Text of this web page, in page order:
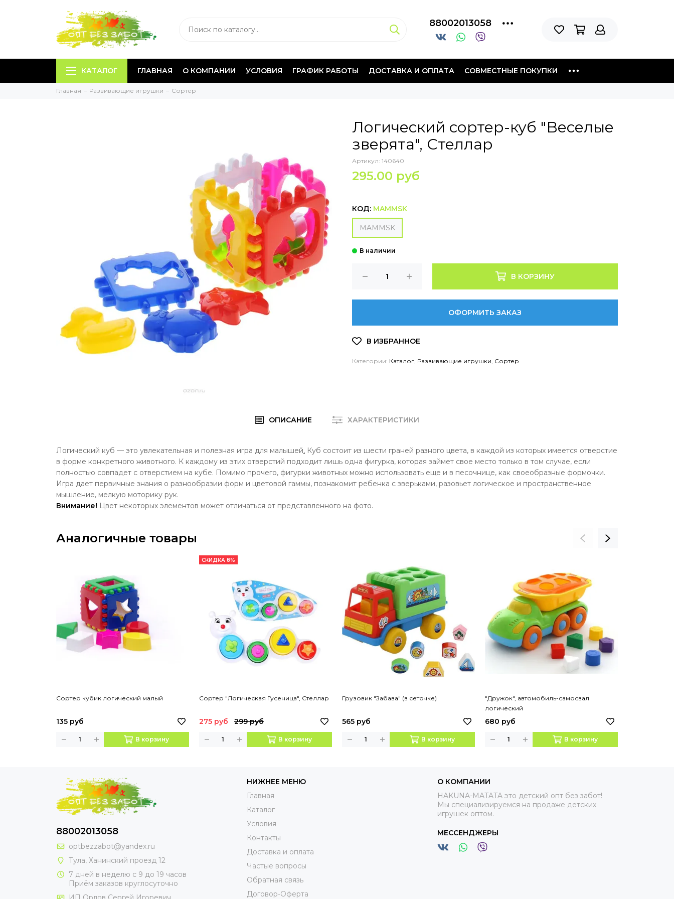
88002013058
КАТАЛОГ ГЛАВНАЯ О КОМПАНИИ УСЛОВИЯ ГРАФИК РАБОТЫ ДОСТАВКА И ОПЛАТА СОВМЕСТНЫЕ ПОКУПКИ
Главная Развивающие игрушки Сортер
Логический сортер-куб "Веселые
зверята", Стеллар
Артикул: 140640
295.00 руб
КОД: MAMMSK
MAMMSK
В КОРЗИНУ
ОФОРМИТЬ ЗАКАЗ
Категории: Каталог Развивающие игрушки Сортер
ОПИСАНИЕ ХАРАКТЕРИСТИКИ
Логический куб — это увлекательная и полезная игра для малышей. Куб состоит из шести граней разного цвета, в каждой из которых имеется отверстие
в форме конкретного животного. К каждому из этих отверстий подходит лишь одна фигурка, которая займет свое место только в том случае, если
полностью совпадет с отверстием на кубе. Помимо прочего, фигурки животных можно использовать еще и в песочнице, как своеобразные формочки.
Игра дает первичные знания о разнообразии форм и цветовой гаммы, познакомит ребенка с зверьками, разовьет логическое и пространственное
мышление, мелкую моторику рук.
Внимание! Цвет некоторых элементов может отличаться от представленного на фото.
Аналогичные товары
Сортер кубик логический малый
135 руб
В корзину
СКИДКА 8%
Сортер "Логическая Гусеница", Стеллар
275 руб 299 руб
В корзину
Грузовик "Забава" (в сеточке)
565 руб
В корзину
"Дружок", автомобиль-самосвал
логический
680 руб
В корзину
88002013058
optbezzabot@yandex.ru
Тула, Ханинский проезд 12
7 дней в неделю с 9 до 19 часов
Приём заказов круглосуточно
НИЖНЕЕ МЕНЮ
Главная
Каталог
Условия
Контакты
Доставка и оплата
Частые вопросы
Обратная связь
Договор-Оферта
О КОМПАНИИ
HAKUNA-MATATA это детский опт без забот!
Мы специализируемся на продаже детских
игрушек оптом.
МЕССЕНДЖЕРЫ